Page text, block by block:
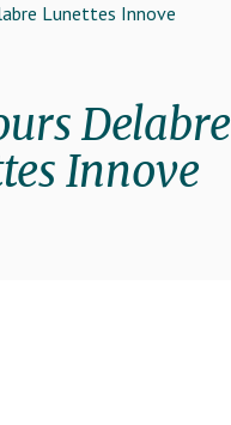
Lunettes Innove
Delabre
Innove